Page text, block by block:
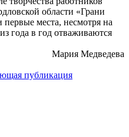
области «Грани
первые места, несмотря на
года в год отваживаются
Мария Медведева
публикация